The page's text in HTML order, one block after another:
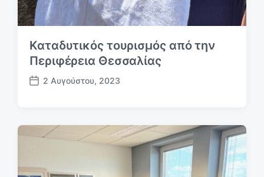
Καταδυτικός τουρισμός από την
Περιφέρεια Θεσσαλίας
Η
δ
σ
2 Αυγούστου, 2023